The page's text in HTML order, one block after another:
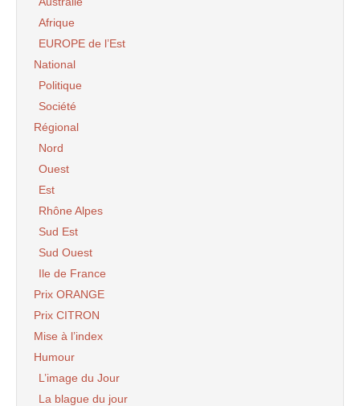
Afrique
EUROPE de l’Est
National
Politique
Société
Régional
Nord
Ouest
Est
Rhône Alpes
Sud Est
Sud Ouest
Ile de France
Prix ORANGE
Prix CITRON
Mise à l’index
Humour
L’image du Jour
La blague du jour